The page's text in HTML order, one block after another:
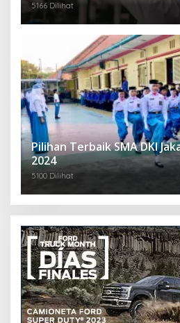
5166 Dilihat
Pilihan Terbaik SMA DKI
2024
5100 Dilihat